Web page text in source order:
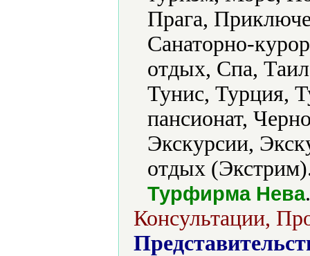
Прага,
Санаторно-
отдых, Спа,
Тунис, Турция,
пансионат,
Экскурсии,
отдых
Турфирма Нева.
Консультации,